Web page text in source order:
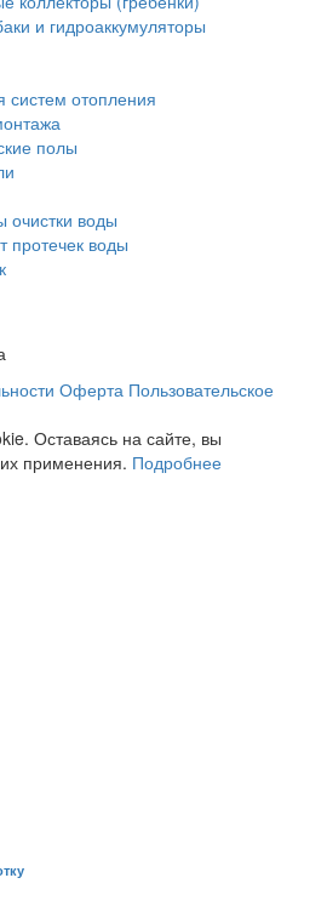
и гидроаккумуляторы
систем отопления
полы
очистки воды
протечек воды
Оферта Пользовательское
Оставаясь на сайте, вы
применения. Подробнее